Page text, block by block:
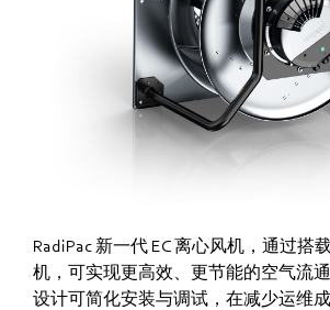
RadiPac 新一代 EC 离心风机，通过搭
机，可实现更高效、更节能的空气流
设计可简化安装与调试，在减少运维